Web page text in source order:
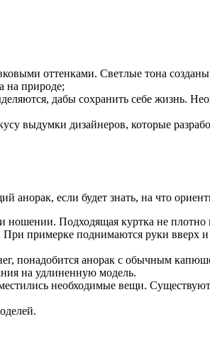
оттенками. Светлые тона
на природе;
дабы сохранить себе жизнь.
выдумки дизайнеров, которые
если будет знать, на что
ношении. Подходящая куртка не
примерке поднимаются руки вверх
понадобится анорак с обычным
на удлиненную модель.
необходимые вещи.